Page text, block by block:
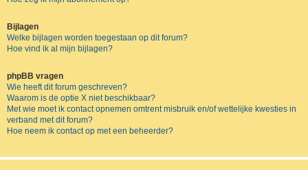
Bijlagen
Welke bijlagen worden toegestaan op dit forum?
Hoe vind ik al mijn bijlagen?
phpBB vragen
Wie heeft dit forum geschreven?
Waarom is de optie X niet beschikbaar?
Met wie moet ik contact opnemen omtrent misbruik en/of wettelijke kwesties in
verband met dit forum?
Hoe neem ik contact op met een beheerder?